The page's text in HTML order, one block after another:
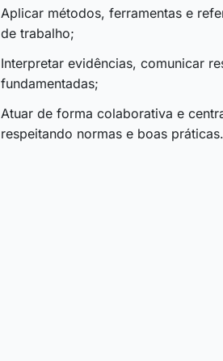
Aplicar métodos, ferramentas e
de trabalho;
Interpretar evidências, comunicar
fundamentadas;
Atuar de forma colaborativa e
respeitando normas e boas práticas.